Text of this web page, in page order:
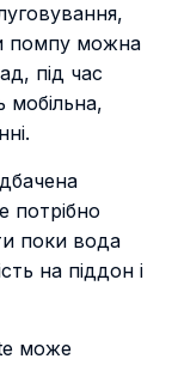
помпу можна
під час
мобільна,
потрібно
поки вода
на піддон і
може